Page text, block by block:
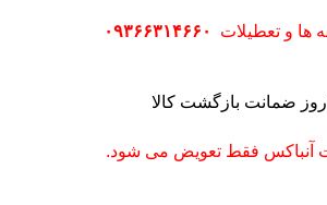
ها و تعطیلات ۰۹۳۶۶۳۱۴۶۶۰
آنباکس فقط تعویض می شود.